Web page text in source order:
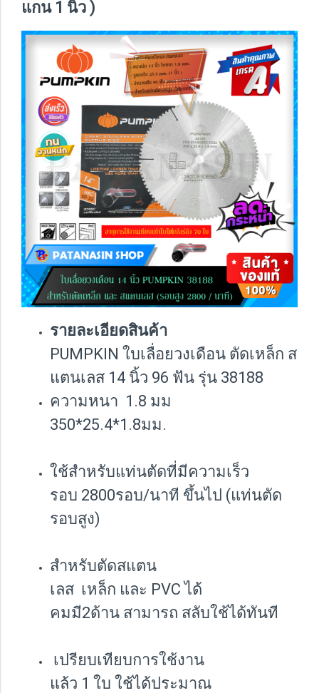
แกน 1 นิ้ว )
รายละเอียดสินค้า
PUMPKIN ใบเลื่อยวงเดือน ตัดเหล็ก ส
แตนเลส 14 นิ้ว 96 ฟัน รุ่น 38188
ความหนา 1.8 มม
350*25.4*1.8มม.
ใช้สำหรับแท่นตัดที่มีความเร็ว
รอบ 2800รอบ/นาที ขึ้นไป (แท่นตัด
รอบสูง)
สำหรับตัดสแตน
เลส เหล็ก และ PVC ได้
คมมี2ด้าน สามารถ สลับใช้ได้ทันที
เปรียบเทียบการใช้งาน
แล้ว 1 ใบ ใช้ได้ประมาณ